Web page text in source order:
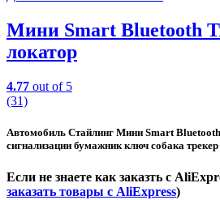
Мини Smart Bluetooth
локатор
4.77 out of 5
(31)
Автомобиль Стайлинг Мини Smart
сигнализации бумажник ключ собака
Если не знаете как заказть с
заказать товары с AliExpress)